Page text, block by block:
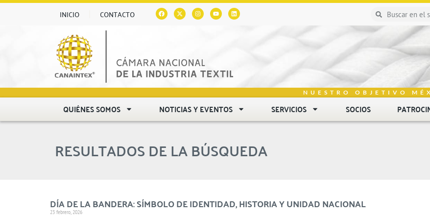
INICIO CONTACTO
NUESTRO OBJETIVO
QUIÉNES SOMOS NOTICIAS Y EVENTOS SERVICIOS SOCIOS
RESULTADOS DE LA BÚSQUEDA
DÍA DE LA BANDERA: SÍMBOLO DE IDENTIDAD, HISTORIA Y UNIDAD NACIONAL
23 febrero, 2026